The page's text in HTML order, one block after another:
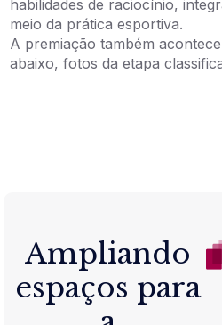
habilidades de raciocínio,
meio da prática esportiva.
A premiação também
abaixo, fotos da etapa
Ampliando
espaços para